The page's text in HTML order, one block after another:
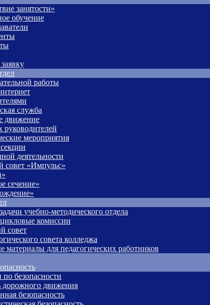
занятости»
обучение
работы
служба
движение
мероприятия
деятельности
совет «Импульс»
сечение»
учебно-методического отдела
комиссии
совет
совета колледжа
материалы для педагогических работников
безопасности
дорожного движения
безопасность